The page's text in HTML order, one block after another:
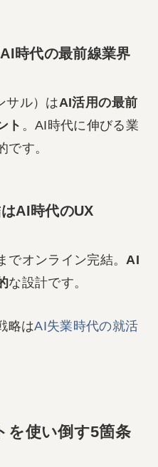
時代の最前線業界
サル）はAI活用の最前
ト 。AI時代に伸びる業
す。
AI時代のUX
でオンライン完結。AI
な設計です。
略はAI失業時代の就活
を使い倒す5箇条